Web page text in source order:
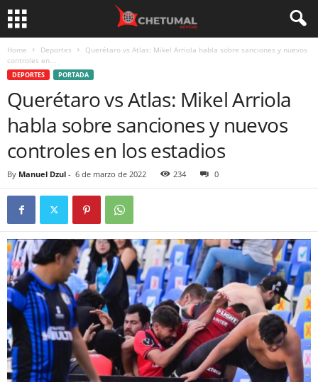
Home Deportes
Querétaro vs Atlas: Mikel Arriola habla sobre sanciones y nuevos
controles en...
DEPORTES PORTADA
Querétaro vs Atlas: Mikel Arriola
habla sobre sanciones y nuevos
controles en los estadios
By Manuel Dzul - 6 de marzo de 2022 234 0